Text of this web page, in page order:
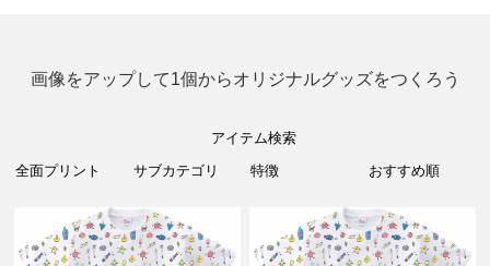
画像をアップして1個からオリジナルグッズをつくろう
アイテム検索